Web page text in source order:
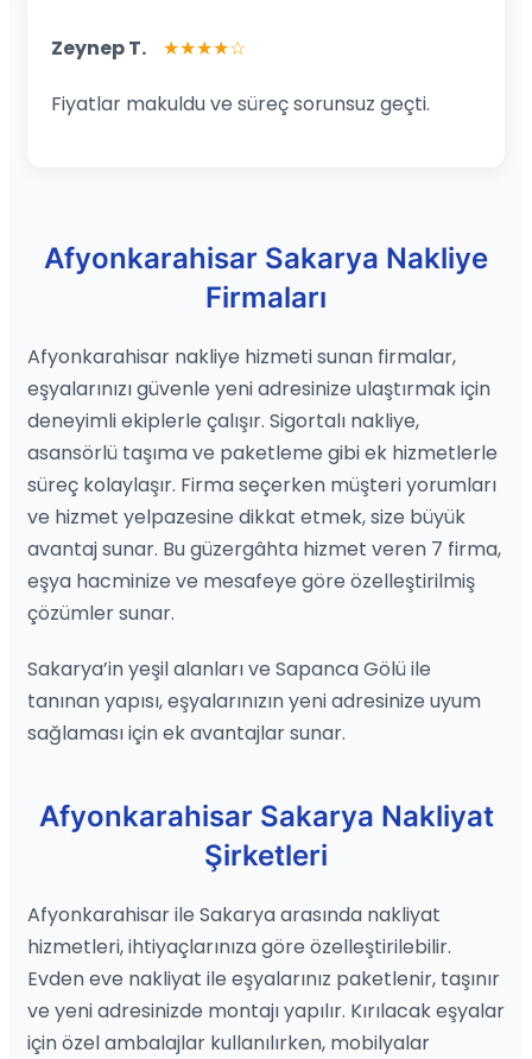
Zeynep T. ★★★★☆
Fiyatlar makuldu ve süreç sorunsuz geçti.
Afyonkarahisar Sakarya Nakliye
Firmaları
Afyonkarahisar nakliye hizmeti sunan firmalar,
eşyalarınızı güvenle yeni adresinize ulaştırmak için
deneyimli ekiplerle çalışır. Sigortalı nakliye,
asansörlü taşıma ve paketleme gibi ek hizmetlerle
süreç kolaylaşır. Firma seçerken müşteri yorumları
ve hizmet yelpazesine dikkat etmek, size büyük
avantaj sunar. Bu güzergâhta hizmet veren 7 firma,
eşya hacminize ve mesafeye göre özelleştirilmiş
çözümler sunar.
Sakarya’in yeşil alanları ve Sapanca Gölü ile
tanınan yapısı, eşyalarınızın yeni adresinize uyum
sağlaması için ek avantajlar sunar.
Afyonkarahisar Sakarya Nakliyat
Şirketleri
Afyonkarahisar ile Sakarya arasında nakliyat
hizmetleri, ihtiyaçlarınıza göre özelleştirilebilir.
Evden eve nakliyat ile eşyalarınız paketlenir, taşınır
ve yeni adresinizde montajı yapılır. Kırılacak eşyalar
için özel ambalajlar kullanılırken, mobilyalar